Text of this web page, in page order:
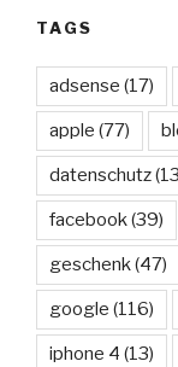
TAGS
adsense (17)
apple (77)
datenschutz
facebook(39)
geschenk(47)
google (116)
iphone 4 (13)